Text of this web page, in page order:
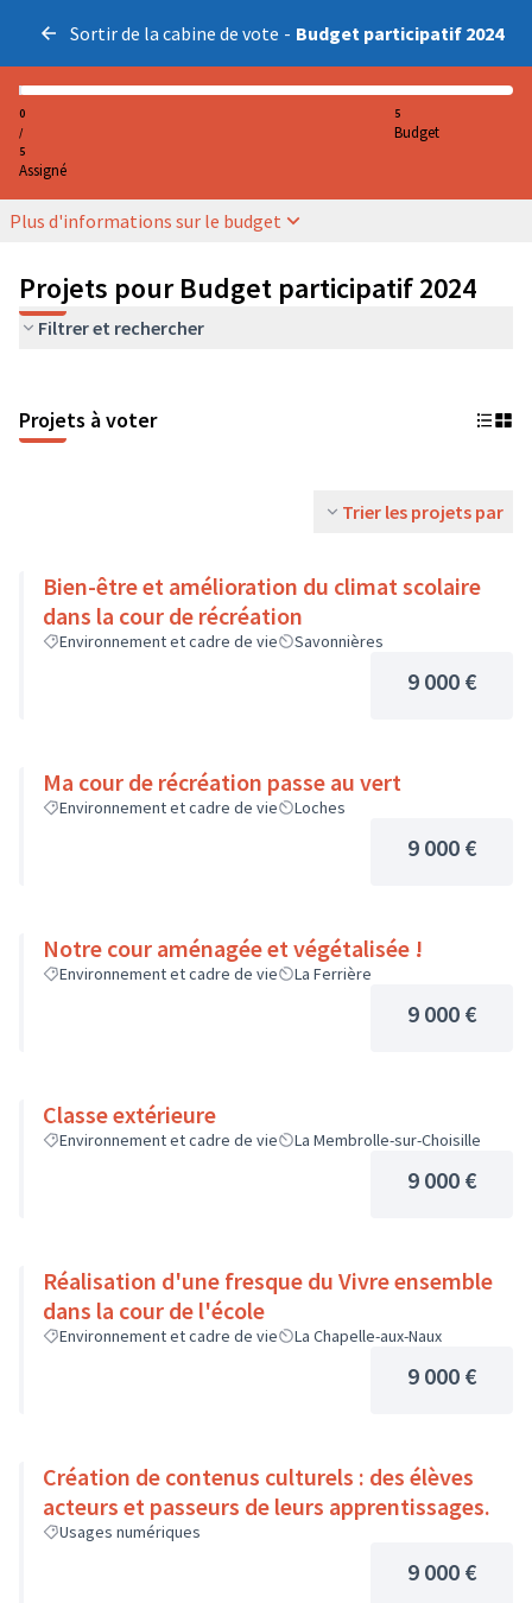
Sortir de la cabine de vote - Budget participatif 2024
0
/
5
Assigné
5
Budget
Plus d'informations sur le budget
Projets pour Budget participatif 2024
Filtrer et rechercher
Projets à voter
Trier les projets par
Bien-être et amélioration du climat scolaire
dans la cour de récréation
Environnement et cadre de vie Savonnières
9 000 €
Ma cour de récréation passe au vert
Environnement et cadre de vie Loches
9 000 €
Notre cour aménagée et végétalisée !
Environnement et cadre de vie La Ferrière
9 000 €
Classe extérieure
Environnement et cadre de vie La Membrolle-sur-Choisille
9 000 €
Réalisation d'une fresque du Vivre ensemble
dans la cour de l'école
Environnement et cadre de vie La Chapelle-aux-Naux
9 000 €
Création de contenus culturels : des élèves
acteurs et passeurs de leurs apprentissages.
Usages numériques
9 000 €